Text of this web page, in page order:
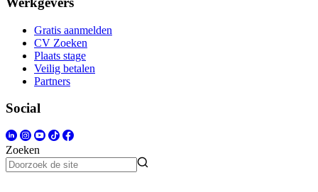
Gratis aanmelden
CV Zoeken
Plaats stage
Veilig betalen
Partners
Social
Zoeken